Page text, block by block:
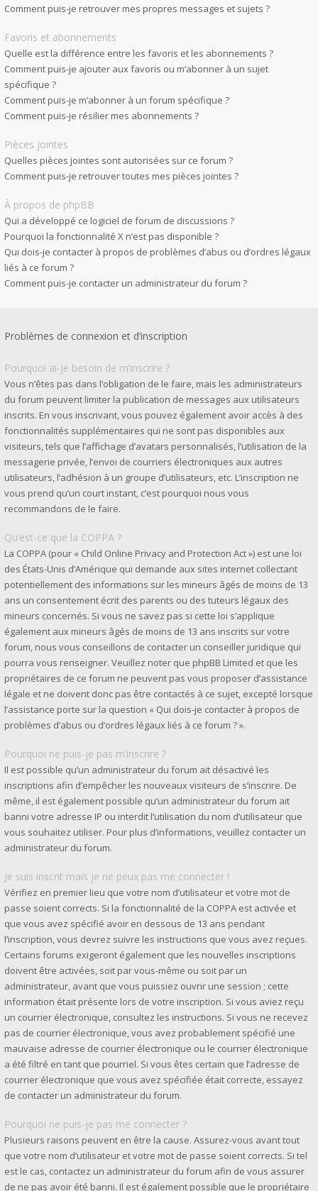
Comment puis-je retrouver mes propres messages et sujets ?
Favoris et abonnements
Quelle est la différence entre les favoris et les abonnements ?
Comment puis-je ajouter aux favoris ou m’abonner à un sujet
spécifique ?
Comment puis-je m’abonner à un forum spécifique ?
Comment puis-je résilier mes abonnements ?
Pièces jointes
Quelles pièces jointes sont autorisées sur ce forum ?
Comment puis-je retrouver toutes mes pièces jointes ?
À propos de phpBB
Qui a développé ce logiciel de forum de discussions ?
Pourquoi la fonctionnalité X n’est pas disponible ?
Qui dois-je contacter à propos de problèmes d’abus ou d’ordres légaux
liés à ce forum ?
Comment puis-je contacter un administrateur du forum ?
Problèmes de connexion et d’inscription
Pourquoi ai-je besoin de m’inscrire ?
Vous n’êtes pas dans l’obligation de le faire, mais les administrateurs
du forum peuvent limiter la publication de messages aux utilisateurs
inscrits. En vous inscrivant, vous pouvez également avoir accès à des
fonctionnalités supplémentaires qui ne sont pas disponibles aux
visiteurs, tels que l’affichage d’avatars personnalisés, l’utilisation de la
messagerie privée, l’envoi de courriers électroniques aux autres
utilisateurs, l’adhésion à un groupe d’utilisateurs, etc. L’inscription ne
vous prend qu’un court instant, c’est pourquoi nous vous
recommandons de le faire.
Qu’est-ce que la COPPA ?
La COPPA (pour « Child Online Privacy and Protection Act ») est une loi
des États-Unis d’Amérique qui demande aux sites internet collectant
potentiellement des informations sur les mineurs âgés de moins de 13
ans un consentement écrit des parents ou des tuteurs légaux des
mineurs concernés. Si vous ne savez pas si cette loi s’applique
également aux mineurs âgés de moins de 13 ans inscrits sur votre
forum, nous vous conseillons de contacter un conseiller juridique qui
pourra vous renseigner. Veuillez noter que phpBB Limited et que les
propriétaires de ce forum ne peuvent pas vous proposer d’assistance
légale et ne doivent donc pas être contactés à ce sujet, excepté lorsque
l’assistance porte sur la question « Qui dois-je contacter à propos de
problèmes d’abus ou d’ordres légaux liés à ce forum ? ».
Pourquoi ne puis-je pas m’inscrire ?
Il est possible qu’un administrateur du forum ait désactivé les
inscriptions afin d’empêcher les nouveaux visiteurs de s’inscrire. De
même, il est également possible qu’un administrateur du forum ait
banni votre adresse IP ou interdit l’utilisation du nom d’utilisateur que
vous souhaitez utiliser. Pour plus d’informations, veuillez contacter un
administrateur du forum.
Je suis inscrit mais je ne peux pas me connecter !
Vérifiez en premier lieu que votre nom d’utilisateur et votre mot de
passe soient corrects. Si la fonctionnalité de la COPPA est activée et
que vous avez spécifié avoir en dessous de 13 ans pendant
l’inscription, vous devrez suivre les instructions que vous avez reçues.
Certains forums exigeront également que les nouvelles inscriptions
doivent être activées, soit par vous-même ou soit par un
administrateur, avant que vous puissiez ouvrir une session ; cette
information était présente lors de votre inscription. Si vous aviez reçu
un courrier électronique, consultez les instructions. Si vous ne recevez
pas de courrier électronique, vous avez probablement spécifié une
mauvaise adresse de courrier électronique ou le courrier électronique
a été filtré en tant que pourriel. Si vous êtes certain que l’adresse de
courrier électronique que vous avez spécifiée était correcte, essayez
de contacter un administrateur du forum.
Pourquoi ne puis-je pas me connecter ?
Plusieurs raisons peuvent en être la cause. Assurez-vous avant tout
que votre nom d’utilisateur et votre mot de passe soient corrects. Si tel
est le cas, contactez un administrateur du forum afin de vous assurer
de ne pas avoir été banni. Il est également possible que le propriétaire